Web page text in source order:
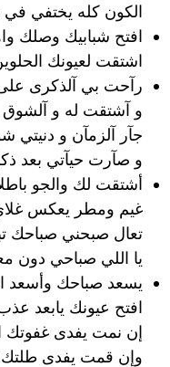
الكون كله يختفي
افتح شبابيك وصلك
اشتقت لعيونك
رآحت بي آلذكرى على
و آشتقت له و
جآر آلزمآن و دنيتي
و صآرت حيآتي بعد
أشتقت لك والجو
غيم ومطر يعكس
تعال صبحني صباحك
يا اللي صباحي دون
يسعد صباحك وأسعد
افتح عيونك يابعد عذب
إن نمت يفدى
وإن قمت يفدى